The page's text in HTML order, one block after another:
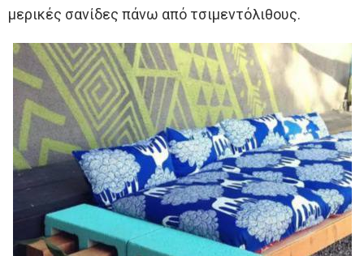
μερικές σανίδες πάνω από τσιμεντόλιθους.